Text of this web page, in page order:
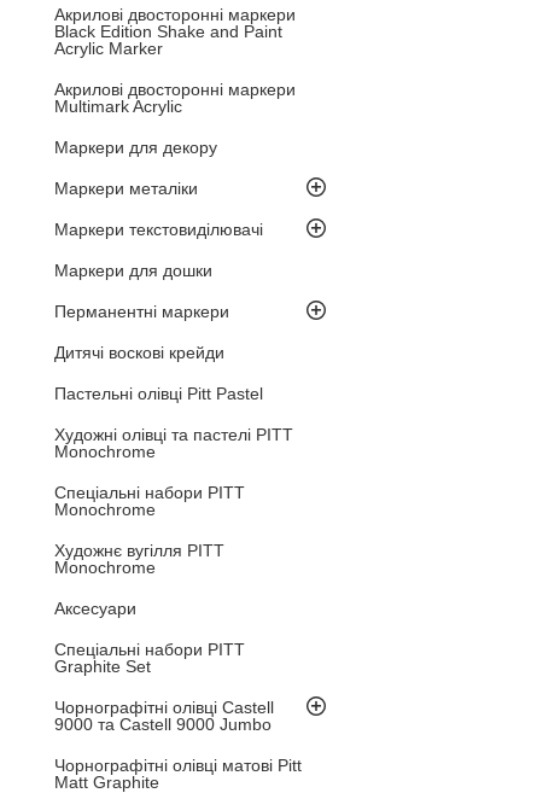
Акрилові двосторонні маркери
Black Edition Shake and Paint
Acrylic Marker
Акрилові двосторонні маркери
Multimark Acrylic
Маркери для декору
Маркери металіки
Маркери текстовиділювачі
Маркери для дошки
Перманентні маркери
Дитячі воскові крейди
Пастельні олівці Pitt Pastel
Художні олівці та пастелі PITT
Monochrome
Спеціальні набори PITT
Monochrome
Художнє вугілля PITT
Monochrome
Аксесуари
Спеціальні набори PITT
Graphite Set
Чорнографітні олівці Castell
9000 та Castell 9000 Jumbo
Чорнографітні олівці матові Pitt
Matt Graphite